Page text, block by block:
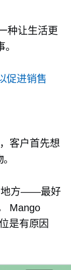
种让生活更
促进销售
客户首先想
地方——最好
Mango
是有原因